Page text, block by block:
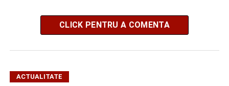
CLICK PENTRU A COMENTA
ACTUALITATE